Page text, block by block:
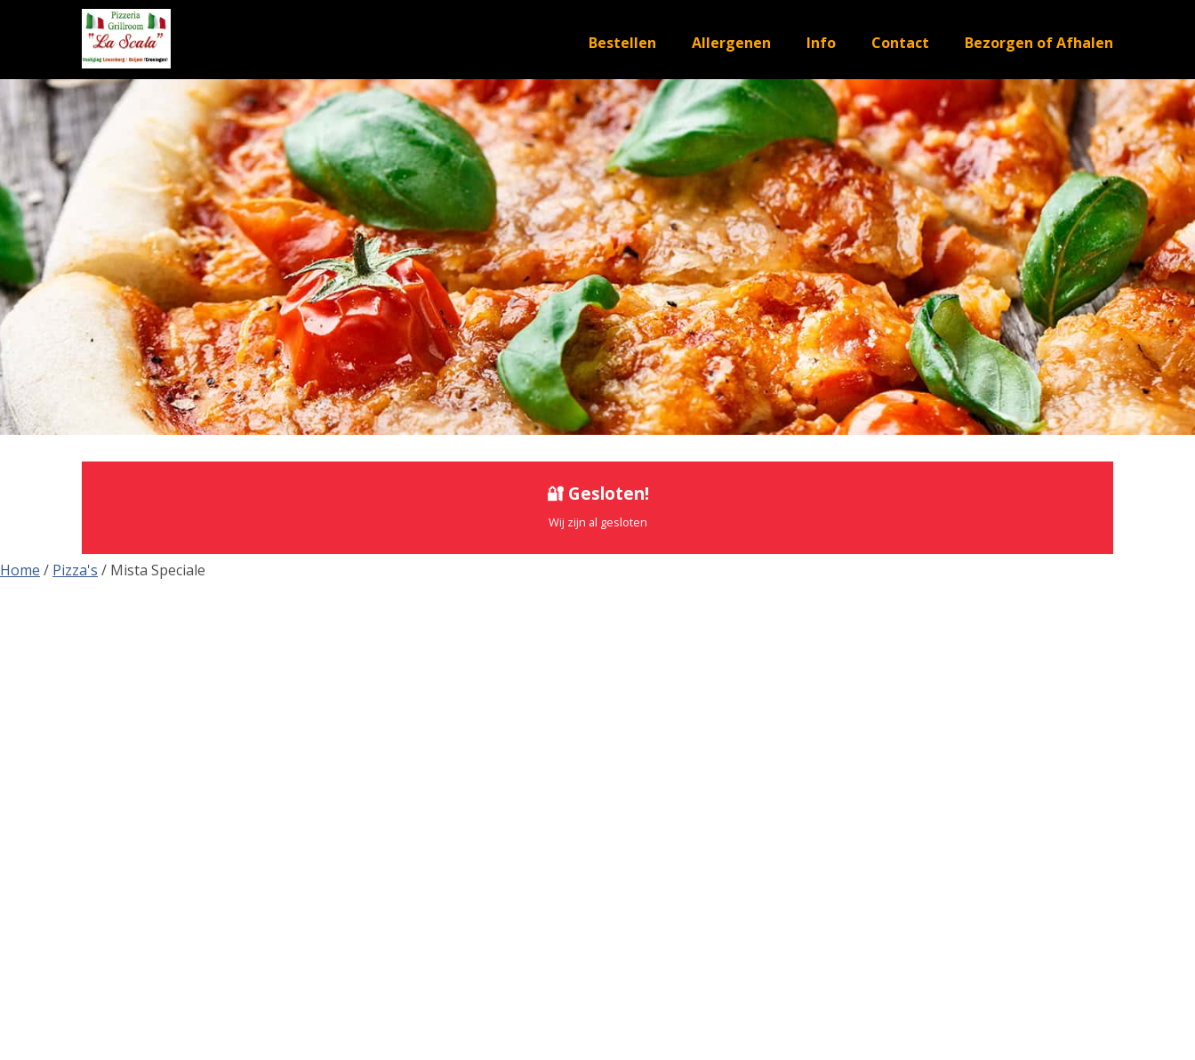
Bestellen Allergenen Info Contact Bezorgen of Afhalen
🔐 Gesloten!
Wij zijn al gesloten
Home / Pizza's / Mista Speciale